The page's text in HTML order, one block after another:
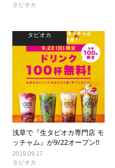
タピオカ
タピオカ
浅草で『生タピオカ専門店 モ
ッチャム』が9/22オープン!!
2019.09.17
タピオカ